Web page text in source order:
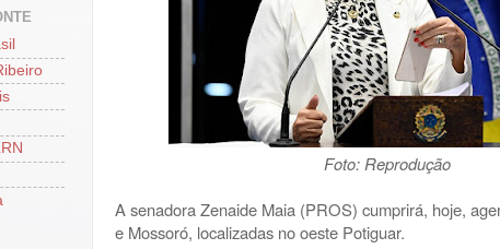
Foto: Reprodução
A senadora Zenaide Maia (PROS) cumprirá, hoje,
e Mossoró, localizadas no oeste Potiguar.